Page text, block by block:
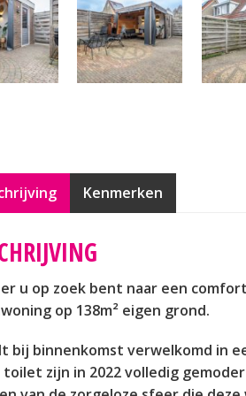
Kenmerken
u op zoek bent naar een
op 138m² eigen grond.
bij binnenkomst verwelkomd in
toilet zijn in 2022 volledig